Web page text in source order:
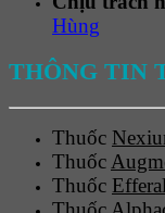
Hùng
THÔNG TIN
Thuốc
Thuốc
Thuốc